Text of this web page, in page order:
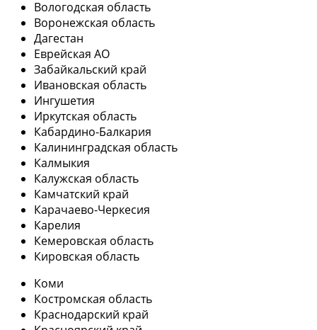
Вологодская область
Воронежская область
Дагестан
Еврейская АО
Забайкальский край
Ивановская область
Ингушетия
Иркутская область
Кабардино-Балкария
Калининградская область
Калмыкия
Калужская область
Камчатский край
Карачаево-Черкесия
Карелия
Кемеровская область
Кировская область
Коми
Костромская область
Краснодарский край